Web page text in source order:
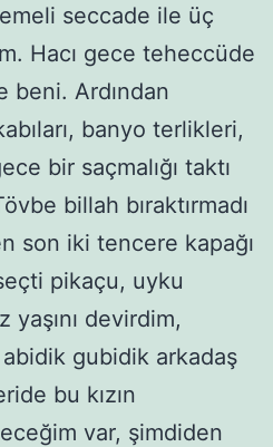
seccade ile üç
Hacı gece teheccüde
beni. Ardından
banyo terlikleri,
bir saçmalığı taktı
billah bıraktırmadı
son iki tencere kapağı
pikaçu, uyku
yaşını devirdim,
gubidik arkadaş
bu kızın
var, şimdiden